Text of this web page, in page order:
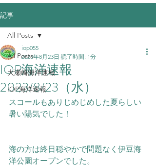
記事
All Posts
大瀬崎海洋速報
IOP海洋速報
All Posts
IOP海洋速報
2023/8/23（水）
iop055
2023年8月23日 読了時間: 1分
スコールもありじめじめした夏らしい
暑い陽気でした！
海の方は終日穏やかで問題なく伊豆海
洋公園オープンでした。